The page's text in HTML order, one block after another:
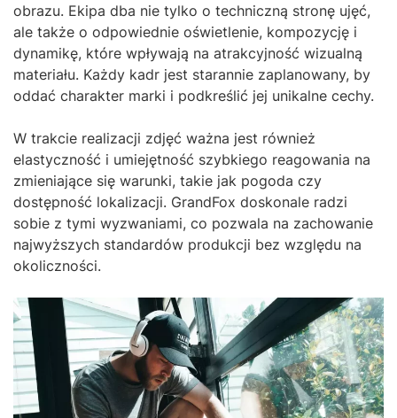
obrazu. Ekipa dba nie tylko o techniczną stronę ujęć,
ale także o odpowiednie oświetlenie, kompozycję i
dynamikę, które wpływają na atrakcyjność wizualną
materiału. Każdy kadr jest starannie zaplanowany, by
oddać charakter marki i podkreślić jej unikalne cechy.
W trakcie realizacji zdjęć ważna jest również
elastyczność i umiejętność szybkiego reagowania na
zmieniające się warunki, takie jak pogoda czy
dostępność lokalizacji. GrandFox doskonale radzi
sobie z tymi wyzwaniami, co pozwala na zachowanie
najwyższych standardów produkcji bez względu na
okoliczności.